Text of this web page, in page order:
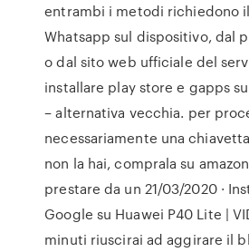
entrambi i metodi richiedono
Whatsapp sul dispositivo, dal
o dal sito web ufficiale del
installare play store e gapps
– alternativa vecchia. per
necessariamente una
non la hai, comprala su
prestare da un 21/03/2020 ·
Google su Huawei P40 Lite |
minuti riuscirai ad aggirare il